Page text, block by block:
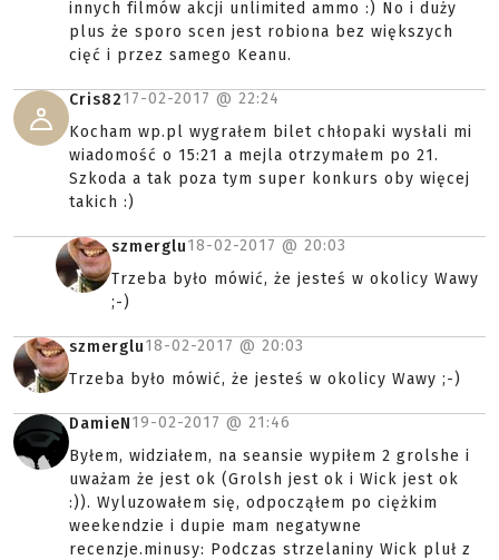
innych filmów akcji unlimited ammo :) No i duży
plus że sporo scen jest robiona bez większych
cięć i przez samego Keanu.
Cris8217-02-2017 @ 22:24
Kocham wp.pl wygrałem bilet chłopaki wysłali mi
wiadomość o 15:21 a mejla otrzymałem po 21.
Szkoda a tak poza tym super konkurs oby więcej
takich :)
szmerglu18-02-2017 @ 20:03
Trzeba było mówić, że jesteś w okolicy Wawy
;-)
szmerglu18-02-2017 @ 20:03
Trzeba było mówić, że jesteś w okolicy Wawy ;-)
DamieN19-02-2017 @ 21:46
Byłem, widziałem, na seansie wypiłem 2 grolshe i
uważam że jest ok (Grolsh jest ok i Wick jest ok
:)). Wyluzowałem się, odpocząłem po ciężkim
weekendzie i dupie mam negatywne
recenzje.minusy: Podczas strzelaniny Wick pluł z